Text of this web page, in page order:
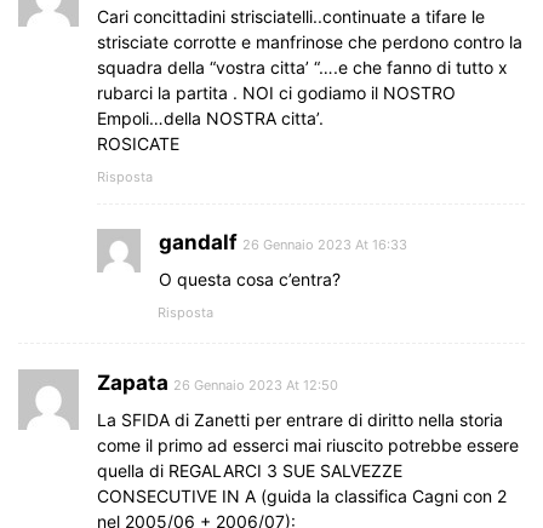
Cari concittadini strisciatelli..continuate a tifare le
strisciate corrotte e manfrinose che perdono contro la
squadra della “vostra citta’ “….e che fanno di tutto x
rubarci la partita . NOI ci godiamo il NOSTRO
Empoli…della NOSTRA citta’.
ROSICATE
Risposta
gandalf 26 Gennaio 2023 At 16:33
O questa cosa c’entra?
Risposta
Zapata 26 Gennaio 2023 At 12:50
La SFIDA di Zanetti per entrare di diritto nella storia
come il primo ad esserci mai riuscito potrebbe essere
quella di REGALARCI 3 SUE SALVEZZE
CONSECUTIVE IN A (guida la classifica Cagni con 2
nel 2005/06 + 2006/07):